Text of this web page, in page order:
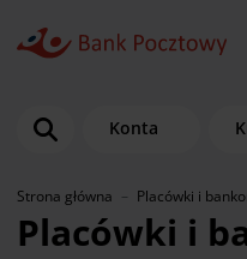
Konta
Strona główna Placówki i
Placówki i